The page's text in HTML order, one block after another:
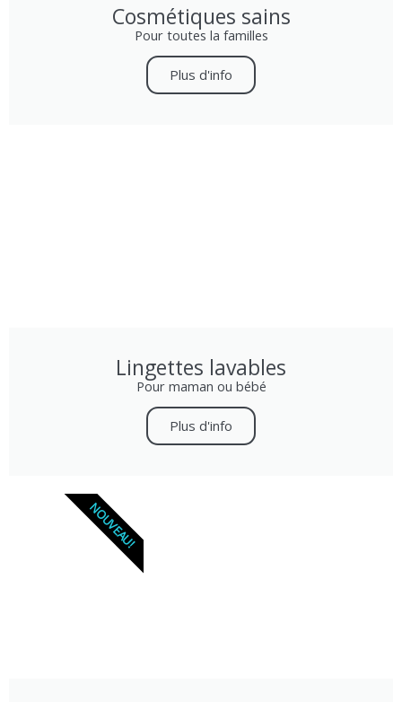
Cosmétiques sains
Pour toutes la familles
Plus d'info
Lingettes lavables
Pour maman ou bébé
Plus d'info
NOUVEAU!